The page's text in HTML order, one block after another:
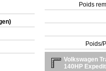
Poids
Poids/
Volkswagen
140HP